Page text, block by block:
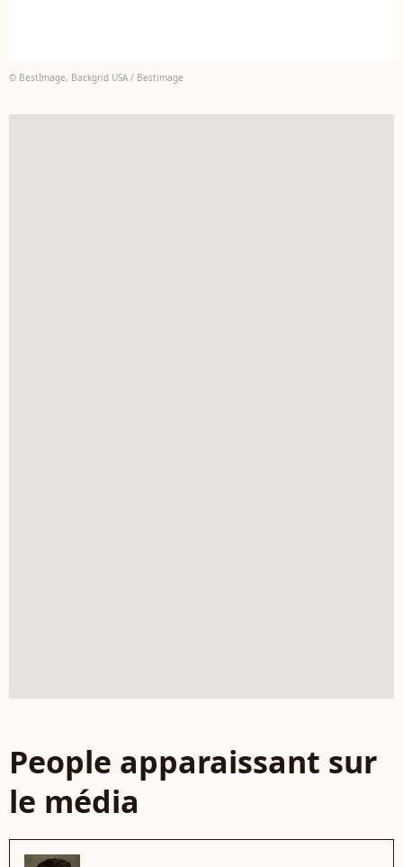
© BestImage, Backgrid USA / Bestimage
People apparaissant sur
le média